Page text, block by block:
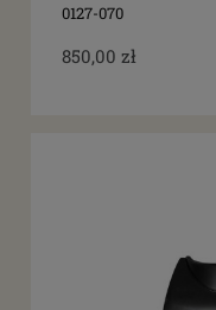
0127-070
850,00 zł